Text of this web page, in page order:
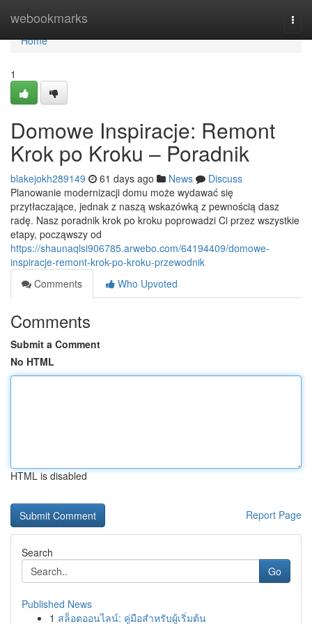
webookmarks
Home
Home
1
Domowe Inspiracje: Remont
Krok po Kroku – Poradnik
blakejokh289149 61 days ago News
Discuss
Planowanie modernizacji domu może wydawać się
przytłaczające, jednak z naszą wskazówką z pewnością dasz
radę. Nasz poradnik krok po kroku poprowadzi Ci przez wszystkie
etapy, począwszy od
https://shaunaqlsi906785.arwebo.com/64194409/domowe-
inspiracje-remont-krok-po-kroku-przewodnik
Comments
Who Upvoted
Comments
Submit a Comment
No HTML
HTML is disabled
Report Page
Search
Go
Published News
1 สล็อตออนไลน์: คู่มือสำหรับผู้เริ่มต้น